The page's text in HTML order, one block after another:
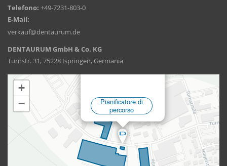
Telefono: +49-7231-803-0
E-Mail:
verkauf@dentaurum.de
DENTAURUM GmbH & Co. KG
Turnstr. 31, 75228 Ispringen, Germania